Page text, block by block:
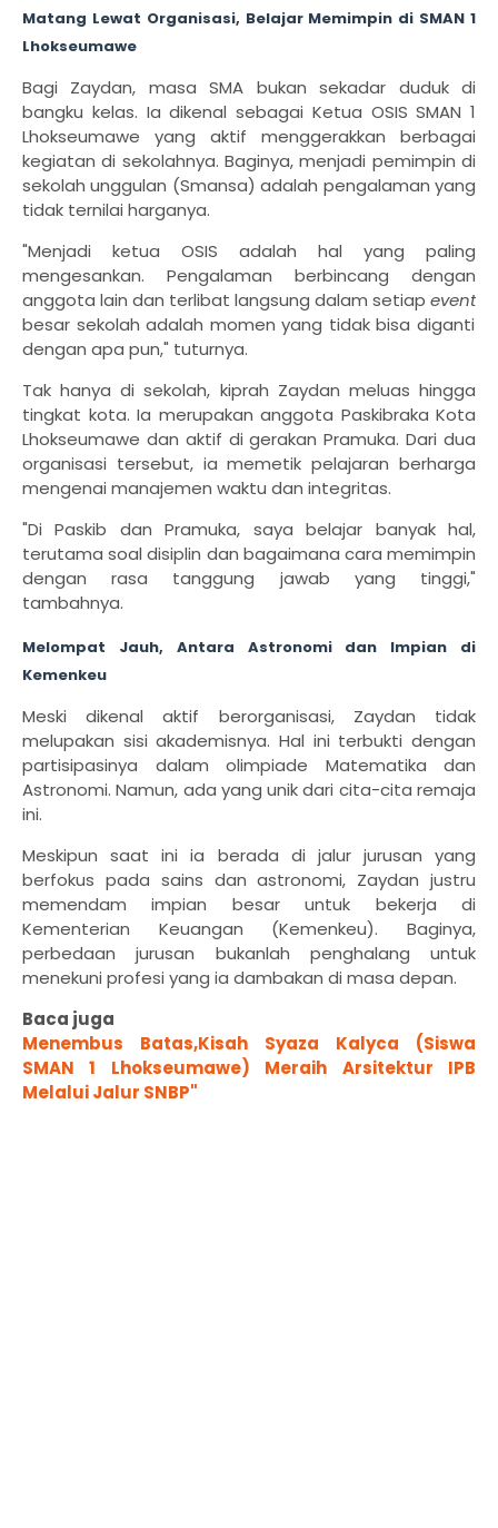
Matang Lewat Organisasi, Belajar Memimpin di SMAN 1
Lhokseumawe
Bagi Zaydan, masa SMA bukan sekadar duduk di
bangku kelas. Ia dikenal sebagai Ketua OSIS SMAN 1
Lhokseumawe yang aktif menggerakkan berbagai
kegiatan di sekolahnya. Baginya, menjadi pemimpin di
sekolah unggulan (Smansa) adalah pengalaman yang
tidak ternilai harganya.
"Menjadi ketua OSIS adalah hal yang paling
mengesankan. Pengalaman berbincang dengan
anggota lain dan terlibat langsung dalam setiap event
besar sekolah adalah momen yang tidak bisa diganti
dengan apa pun," tuturnya.
Tak hanya di sekolah, kiprah Zaydan meluas hingga
tingkat kota. Ia merupakan anggota Paskibraka Kota
Lhokseumawe dan aktif di gerakan Pramuka. Dari dua
organisasi tersebut, ia memetik pelajaran berharga
mengenai manajemen waktu dan integritas.
"Di Paskib dan Pramuka, saya belajar banyak hal,
terutama soal disiplin dan bagaimana cara memimpin
dengan rasa tanggung jawab yang tinggi,"
tambahnya.
Melompat Jauh, Antara Astronomi dan Impian di
Kemenkeu
Meski dikenal aktif berorganisasi, Zaydan tidak
melupakan sisi akademisnya. Hal ini terbukti dengan
partisipasinya dalam olimpiade Matematika dan
Astronomi. Namun, ada yang unik dari cita-cita remaja
ini.
Meskipun saat ini ia berada di jalur jurusan yang
berfokus pada sains dan astronomi, Zaydan justru
memendam impian besar untuk bekerja di
Kementerian Keuangan (Kemenkeu). Baginya,
perbedaan jurusan bukanlah penghalang untuk
menekuni profesi yang ia dambakan di masa depan.
Baca juga
Menembus Batas,Kisah Syaza Kalyca (Siswa
SMAN 1 Lhokseumawe) Meraih Arsitektur IPB
Melalui Jalur SNBP"